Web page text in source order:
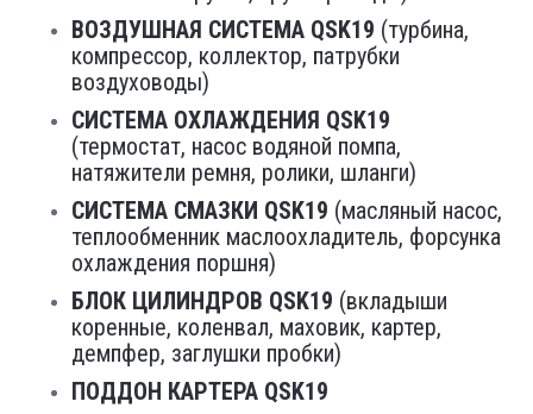
ВОЗДУШНАЯ СИСТЕМА QSK19 (турбина,
компрессор, коллектор, патрубки
воздуховоды)
СИСТЕМА ОХЛАЖДЕНИЯ QSK19
(термостат, насос водяной помпа,
натяжители ремня, ролики, шланги)
СИСТЕМА СМАЗКИ QSK19 (масляный насос,
теплообменник маслоохладитель, форсунка
охлаждения поршня)
БЛОК ЦИЛИНДРОВ QSK19 (вкладыши
коренные, коленвал, маховик, картер,
демпфер, заглушки пробки)
ПОДДОН КАРТЕРА QSK19